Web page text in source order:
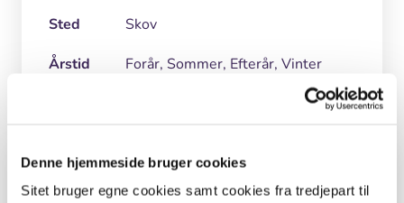
Denne hjemmeside bruger cookies
Sitet bruger egne cookies samt cookies fra tredjepart til
Sted
Skov
Årstid
Forår, Sommer, Efterår, Vinter
Grej